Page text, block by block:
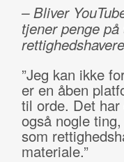
– Bliver
tjener penge
”Jeg kan ikke
er en åben
til orde. Det
også nogle
som
materiale.”